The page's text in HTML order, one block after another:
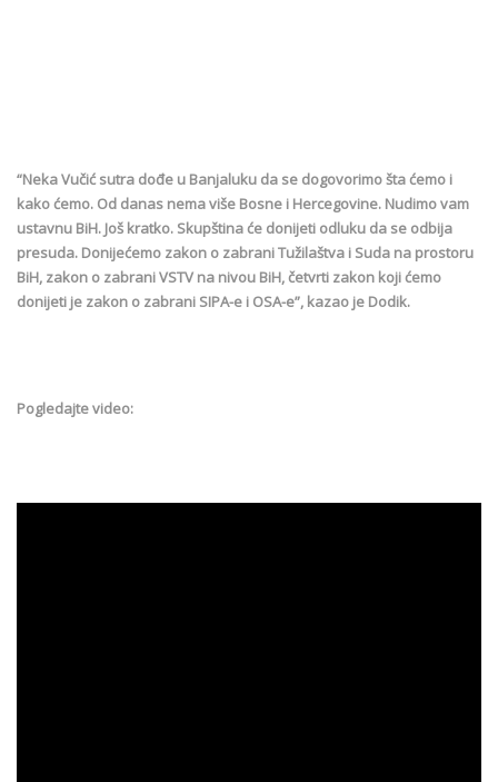
“Neka Vučić sutra dođe u Banjaluku da se dogovorimo šta ćemo i
kako ćemo. Od danas nema više Bosne i Hercegovine. Nudimo vam
ustavnu BiH. Još kratko. Skupština će donijeti odluku da se odbija
presuda. Donijećemo zakon o zabrani Tužilaštva i Suda na prostoru
BiH, zakon o zabrani VSTV na nivou BiH, četvrti zakon koji ćemo
donijeti je zakon o zabrani SIPA-e i OSA-e”, kazao je Dodik.
Pogledajte video: